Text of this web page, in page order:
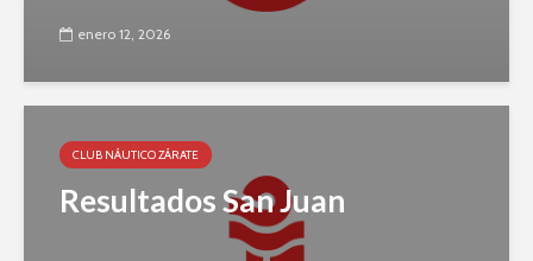
enero 12, 2026
CLUB NÁUTICO ZÁRATE
Resultados San Juan